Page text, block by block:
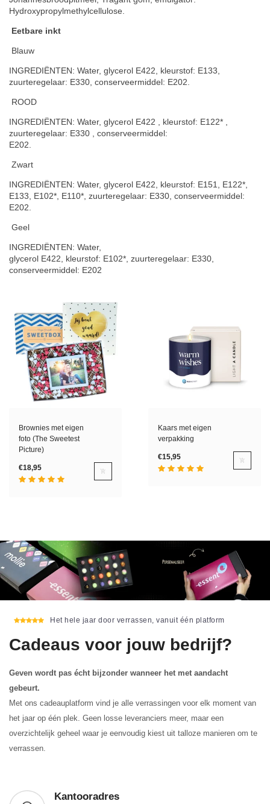
Hydroxypropylmethylcellulose.
Eetbare inkt
Blauw
INGREDIËNTEN: Water, glycerol E422, kleurstof: E133,
zuurteregelaar: E330, conserveermiddel: E202.
ROOD
INGREDIËNTEN: Water, glycerol E422 , kleurstof: E122* ,
zuurteregelaar: E330 , conserveermiddel:
E202.
Zwart
INGREDIËNTEN: Water, glycerol E422, kleurstof: E151, E122*,
E133, E102*, E110*, zuurteregelaar: E330, conserveermiddel:
E202.
Geel
INGREDIËNTEN: Water,
glycerol E422, kleurstof: E102*, zuurteregelaar: E330,
conserveermiddel: E202
Brownies met eigen
foto (The Sweetest
Picture)
€18,95
Kaars met eigen
verpakking
€15,95
Het hele jaar door verrassen, vanuit één platform
Cadeaus voor jouw bedrijf?
Geven wordt pas écht bijzonder wanneer het met aandacht
gebeurt.
Met ons cadeauplatform vind je alle verrassingen voor elk moment van
het jaar op één plek. Geen losse leveranciers meer, maar een
overzichtelijk geheel waar je eenvoudig kiest uit talloze manieren om te
verrassen.
Kantooradres